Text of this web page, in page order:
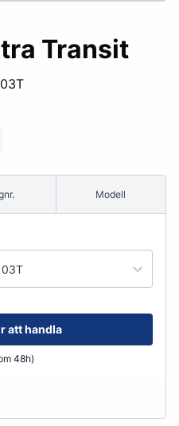
Transit
Modell
att handla
48h)